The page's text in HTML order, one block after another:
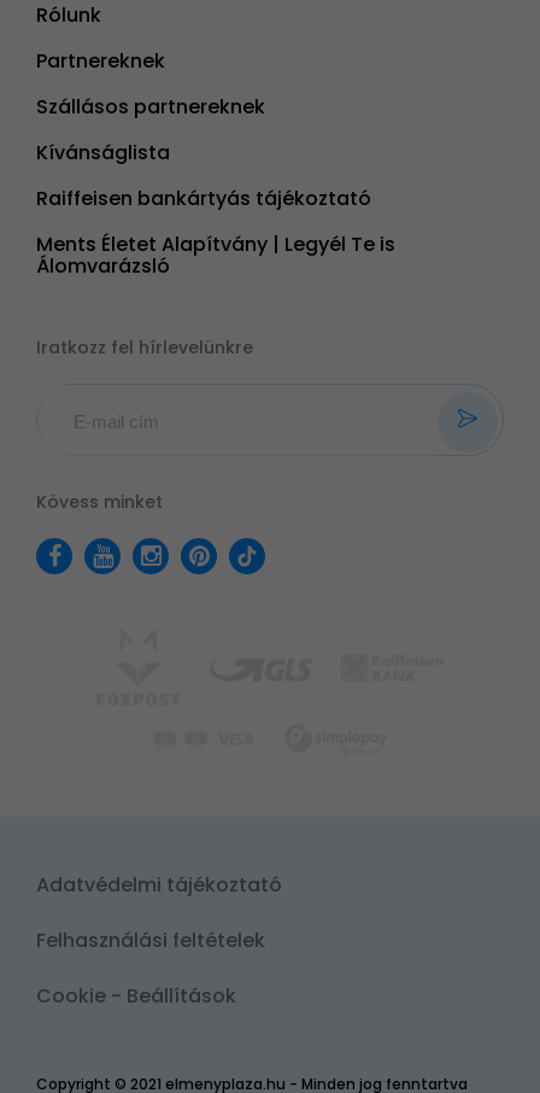
Rólunk
Partnereknek
Szállásos partnereknek
Kívánságlista
Raiffeisen bankártyás tájékoztató
Ments Életet Alapítvány | Legyél Te is
Álomvarázsló
Iratkozz fel hírlevelünkre
Kövess minket
Copyright © 2021 elmenyplaza.hu - Minden jog fenntartva
Adatvédelmi tájékoztató
Felhasználási feltételek
Cookie - Beállítások